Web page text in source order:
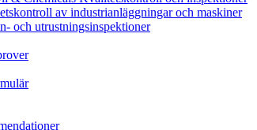
av industrianläggningar och maskiner
och utrustningsinspektioner